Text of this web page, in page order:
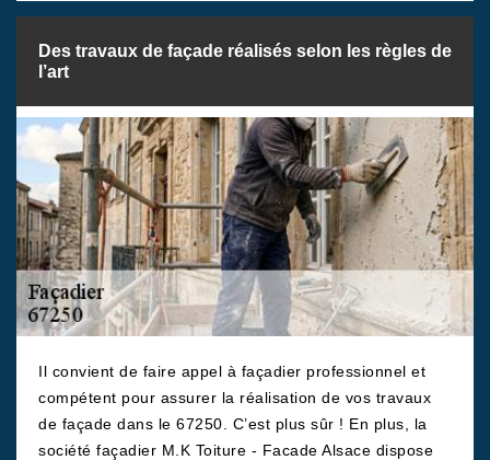
Des travaux de façade réalisés selon les règles de
l’art
Il convient de faire appel à façadier professionnel et
compétent pour assurer la réalisation de vos travaux
de façade dans le 67250. C’est plus sûr ! En plus, la
société façadier M.K Toiture - Facade Alsace dispose